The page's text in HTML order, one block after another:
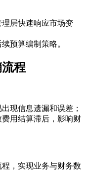
层快速响应市场变
预算编制策略。
程
现信息遗漏和误差；
用结算滞后，影响财
，实现业务与财务数